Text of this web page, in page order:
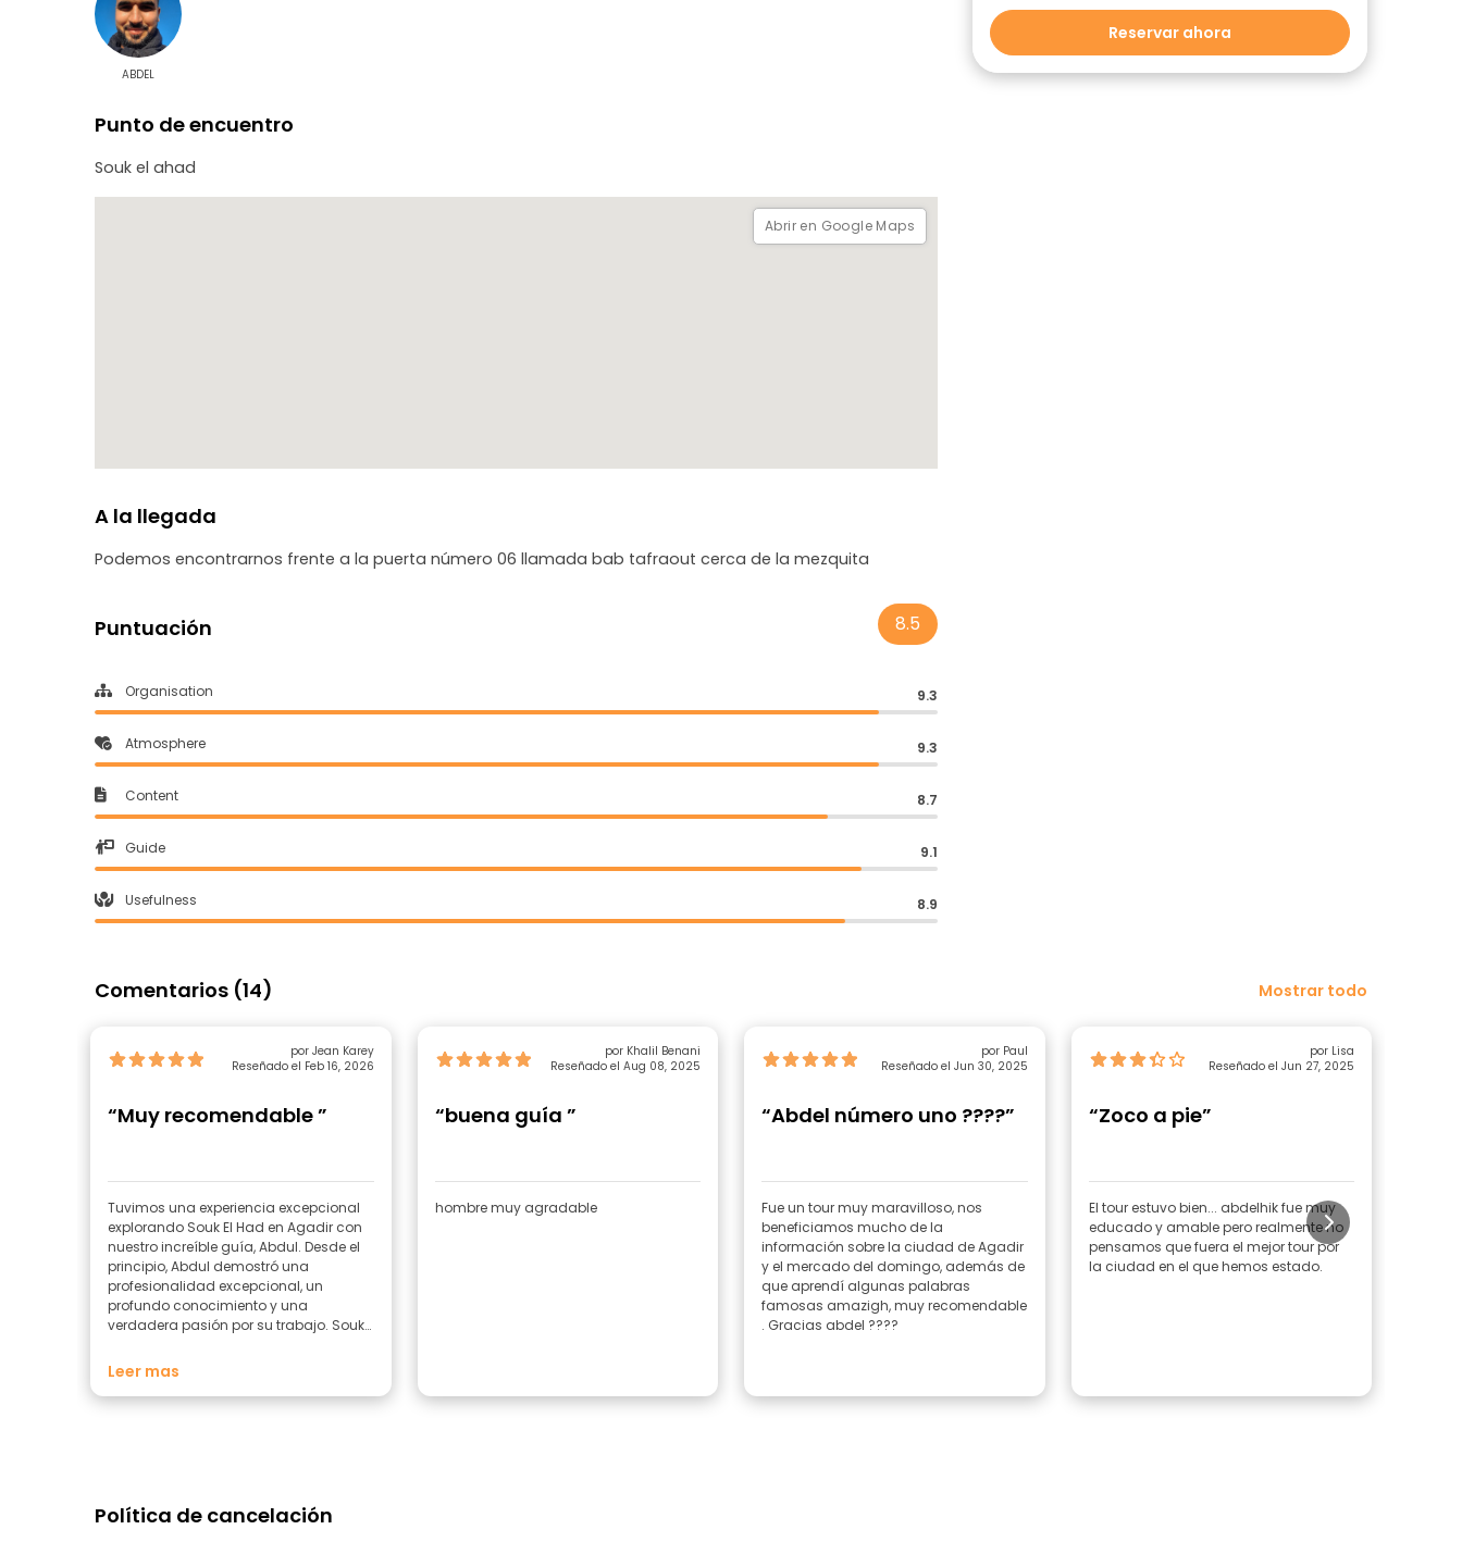
ABDEL
Punto de encuentro
Souk el ahad
Abrir en Google Maps
A la llegada
Podemos encontrarnos frente a la puerta número 06 llamada bab tafraout cerca de la mezquita
Puntuación 8.5
Organisation 9.3
Atmosphere 9.3
Content 8.7
Guide 9.1
Usefulness 8.9
Comentarios (14) Mostrar todo
por Jean Karey
Reseñado el Feb 16, 2026
“Muy recomendable ”
Tuvimos una experiencia excepcional
explorando Souk El Had en Agadir con
nuestro increíble guía, Abdul. Desde el
principio, Abdul demostró una
profesionalidad excepcional, un
profundo conocimiento y una
verdadera pasión por su trabajo. Souk
que es uno de los mercados más
a nuestro lado, todo se volvió fácil,
especias y aceite de argán hasta
Leer mas
por Khalil Benani
Reseñado el Aug 08, 2025
“buena guía ”
hombre muy agradable
por Paul
Reseñado el Jun 30, 2025
“Abdel número uno ????”
Fue un tour muy maravilloso, nos
beneficiamos mucho de la
información sobre la ciudad de Agadir
y el mercado del domingo, además de
que aprendí algunas palabras
famosas amazigh, muy recomendable
. Gracias abdel ????
por Lisa
Reseñado el Jun 27, 2025
“Zoco a pie”
El tour estuvo bien... abdelhik fue muy
educado y amable pero realmente no
pensamos que fuera el mejor tour por
la ciudad en el que hemos estado.
Política de cancelación
Reservar ahora